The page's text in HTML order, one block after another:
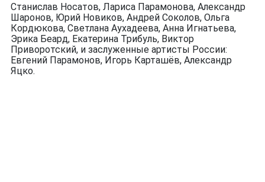
Станислав Носатов, Лариса Парамонова, Александр
Шаронов, Юрий Новиков, Андрей Соколов, Ольга
Кордюкова, Светлана Аухадеева, Анна Игнатьева,
Эрика Беард, Екатерина Трибуль, Виктор
Приворотский, и заслуженные артисты России:
Евгений Парамонов, Игорь Карташёв, Александр
Яцко.